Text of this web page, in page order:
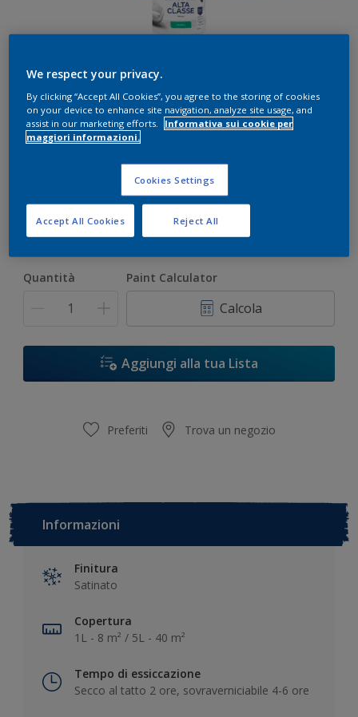
Bianco
Solo 1 colore disponibile
Formato
5 L
Quantità Paint Calculator
Calcola
Aggiungi alla tua Lista
Preferiti Trova un negozio
Informazioni
Finitura
Satinato
Copertura
1L - 8 m² / 5L - 40 m²
Tempo di essiccazione
Secco al tatto 2 ore, sovraverniciabile 4-6 ore
We respect your privacy.
By clicking “Accept All Cookies”, you agree to the storing of cookies
on your device to enhance site navigation, analyze site usage, and
assist in our marketing efforts.
Informativa sui cookie per
maggiori informazioni.
Cookies Settings
Reject All
Accept All Cookies